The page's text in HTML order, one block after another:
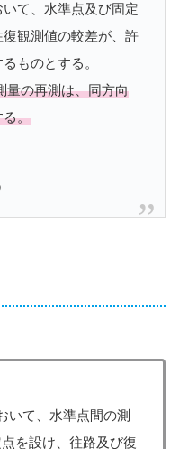
て、水準点及び固定
観測値の較差が、許
ものとする。
量の再測は、同方向
る。
いて、水準点間の測
を設け、往路及び復